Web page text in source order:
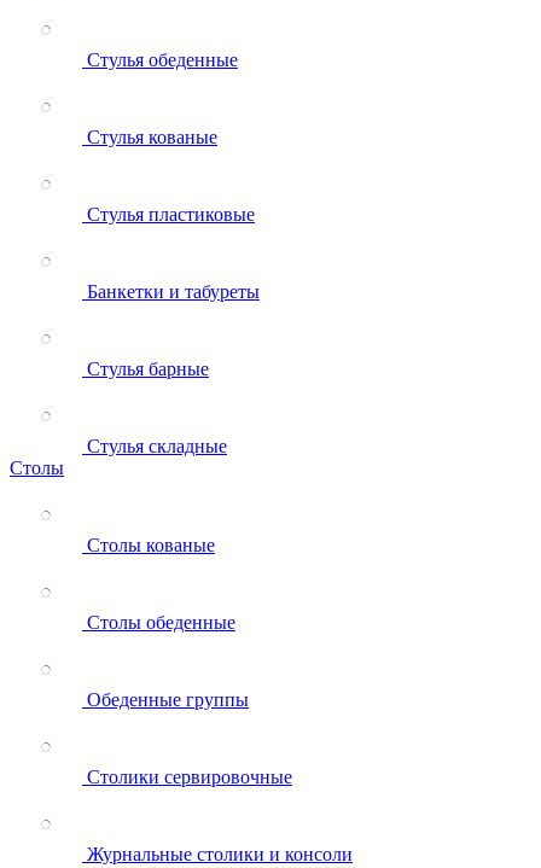
Стулья обеденные
Стулья кованые
Стулья пластиковые
Банкетки и табуреты
Стулья барные
Стулья складные
Столы
Столы кованые
Столы обеденные
Обеденные группы
Столики сервировочные
Журнальные столики и консоли